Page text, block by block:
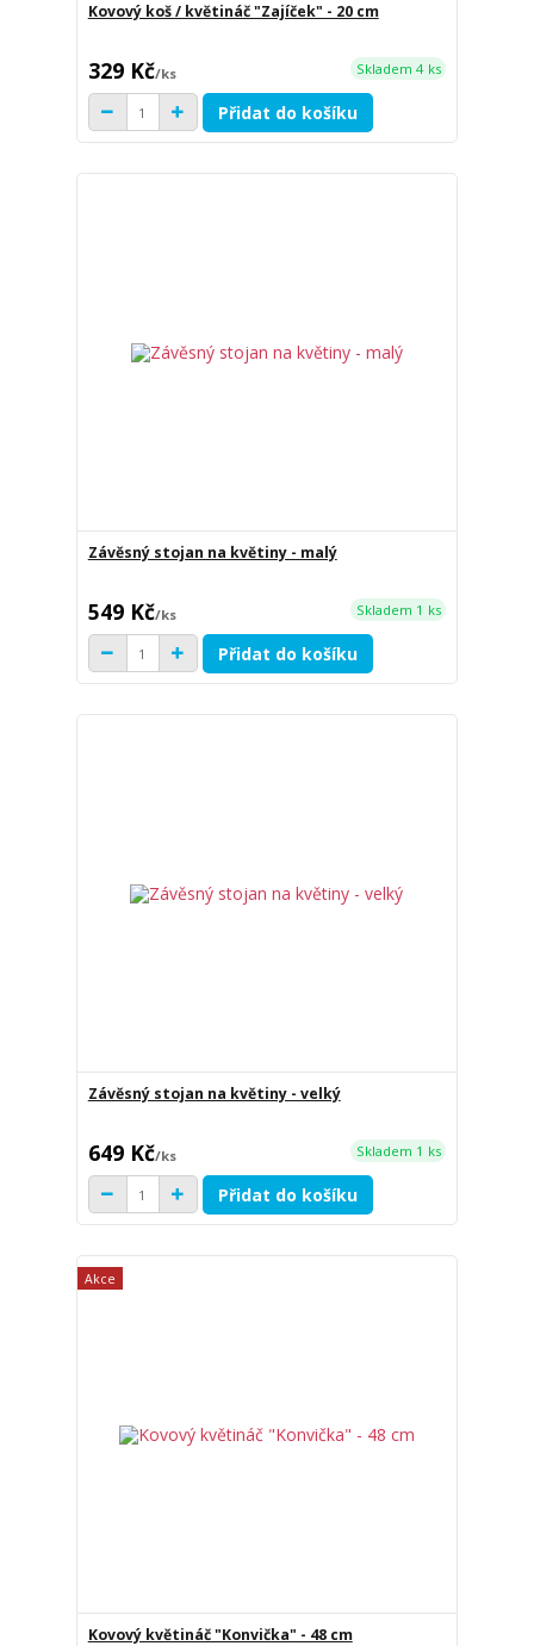
Kovový koš / květináč "Zajíček" - 20 cm
329 Kč/ks Skladem 4 ks
Přidat do košíku
Závěsný stojan na květiny - malý
549 Kč/ks Skladem 1 ks
Přidat do košíku
Závěsný stojan na květiny - velký
649 Kč/ks Skladem 1 ks
Přidat do košíku
Akce
Kovový květináč "Konvička" - 48 cm